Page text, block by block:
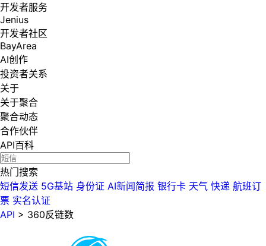
开发者服务
Jenius
开发者社区
BayArea
AI创作
投资者关系
关于
关于聚合
聚合动态
合作伙伴
API百科
热门搜索
短信发送 5G基站 身份证 AI新闻简报 银行卡 天气 快递 航班订
票 实名认证
API > 360反链数